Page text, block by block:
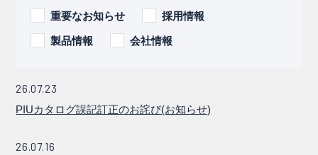
重要なお知らせ 採用情報
製品情報 会社情報
26.07.23
PIUカタログ誤記訂正のお詫び(お知らせ)
26.07.16